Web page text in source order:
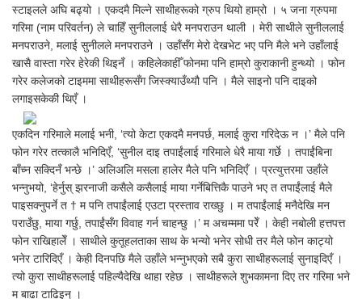
स्टाइलले अघि बढ्यो । एकदमै मिल्ने साथीहरूको ग्रुप थियो हाम्रो । ५ जना ग्रुपमा
गरिमा (नाम परिवर्तन) ले चाहिँ सुनीललाई धेरै मनपराउन थाली । मेरी साथीले सुनीललाई
मनपराउने, मलाई सुनीलले मनपराउने । उहाँसँग मेरो देखभेट भए पनि मैले भने उहाँलाई
खासै वास्ता गरेर हेरेकी थिइनँ । कहिलेकाहीँ फोनमा पनि हाम्रो कुराकानी हुन्थ्यो । फोन
गरेर कलेजको टाइममा साथीहरूसँग जिस्क्याउँथ्यौ पनि । मैले साइनो पनि दाइको
लगाइसकेकी थिएँ ।
एकदिन गरिमाले मलाई भनी, ‘त्यो केटा एकदमै मनपर्छ, मलाई कुरा गरिदेऊ न ।’ मैले पनि
फोन गरेर तत्कालै भनिदिएँ, ‘सुनील दाइ तपाईंलाई गरिमाले धेरै माया गर्छे । तपाईंबिना
बाँच्न सक्दिनँ भन्छे ।’ अलिअलि मसला हालेर मैले पनि भनिदिएँ । प्रत्युत्तरमा उहाँले
भन्नुभयो, ‘हेर्नुस् झरनाजी कसैले कसैलाई माया गर्नेबित्तिकै पाउने भए त तपाईंलाई मैले
पाइसक्नुपर्ने त † म पनि तपाईंलाई एउटा प्रस्ताव राख्छु । म तपाईंलाई मनैदेखि मन
पराउँछु, माया गर्छु, तपाईंसँग विवाह गर्न चाहन्छु ।’ म अचम्ममा परेँ । केही नबोली हत्तपत्त
फोन राखिहालेँ । साथीले कुतूहलताका साथ के भन्यो भनेर सोधी तर मैले फोन काट्यो
भनेर टारिदिएँ । केही दिनपछि मैले उहाँले भन्नुभएको सबै कुरा साथीहरूलाई सुनाइदिएँ ।
त्यो कुरा साथीहरूलाई पहिल्यैदेखि थाहा रहेछ । साथीहरूले शुभकामना दिए तर गरिमा भने
म बाढा टाढिइन् ।